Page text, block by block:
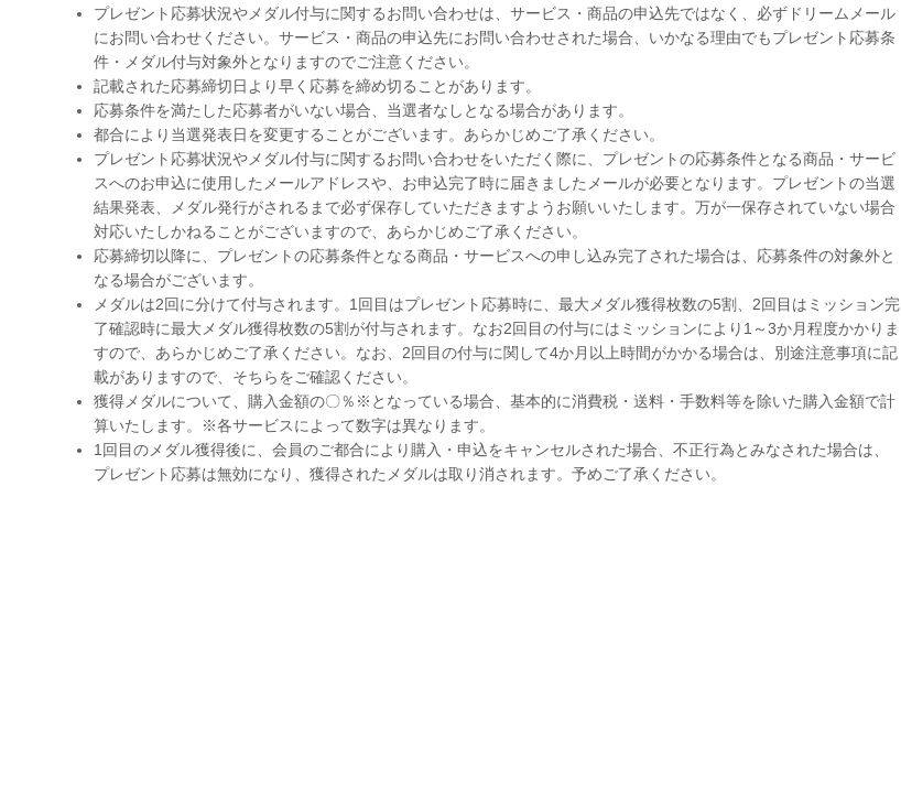
プレゼント応募状況やメダル付与に関するお問い合わせは、サービス・商品の申込先ではなく、必ずドリームメール
にお問い合わせください。サービス・商品の申込先にお問い合わせされた場合、いかなる理由でもプレゼント応募条
件・メダル付与対象外となりますのでご注意ください。
記載された応募締切日より早く応募を締め切ることがあります。
応募条件を満たした応募者がいない場合、当選者なしとなる場合があります。
都合により当選発表日を変更することがございます。あらかじめご了承ください。
プレゼント応募状況やメダル付与に関するお問い合わせをいただく際に、プレゼントの応募条件となる商品・サービ
スへのお申込に使用したメールアドレスや、お申込完了時に届きましたメールが必要となります。プレゼントの当選
結果発表、メダル発行がされるまで必ず保存していただきますようお願いいたします。万が一保存されていない場合
対応いたしかねることがございますので、あらかじめご了承ください。
応募締切以降に、プレゼントの応募条件となる商品・サービスへの申し込み完了された場合は、応募条件の対象外と
なる場合がございます。
メダルは2回に分けて付与されます。1回目はプレゼント応募時に、最大メダル獲得枚数の5割、2回目はミッション完
了確認時に最大メダル獲得枚数の5割が付与されます。なお2回目の付与にはミッションにより1～3か月程度かかりま
すので、あらかじめご了承ください。なお、2回目の付与に関して4か月以上時間がかかる場合は、別途注意事項に記
載がありますので、そちらをご確認ください。
獲得メダルについて、購入金額の〇％※となっている場合、基本的に消費税・送料・手数料等を除いた購入金額で計
算いたします。※各サービスによって数字は異なります。
1回目のメダル獲得後に、会員のご都合により購入・申込をキャンセルされた場合、不正行為とみなされた場合は、
プレゼント応募は無効になり、獲得されたメダルは取り消されます。予めご了承ください。